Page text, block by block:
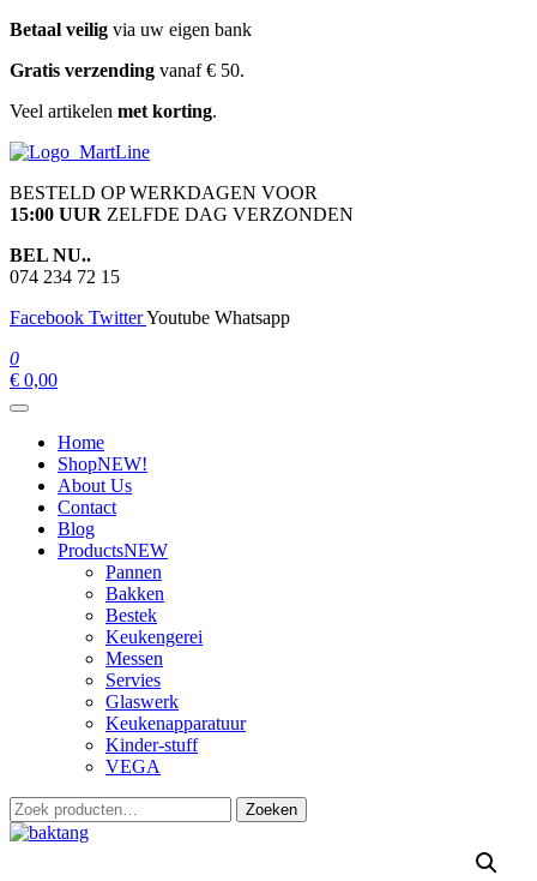
Ga
de
Betaal veilig via uw eigen bank
Gratis verzending vanaf € 50.
Veel artikelen met korting.
martline.nl
BESTELD OP WERKDAGEN VOOR
15:00 UUR ZELFDE DAG VERZONDEN
BEL NU..
074 234 72 15
Facebook TwitterYoutube Whatsapp
0
€ 0,00
Home
ShopNEW!
About Us
Contact
Blog
ProductsNEW
Pannen
Bakken
Bestek
Keukengerei
Messen
Servies
Glaswerk
Keukenapparatuur
Kinder-stuff
VEGA
Zoeken
naar:
Zoeken